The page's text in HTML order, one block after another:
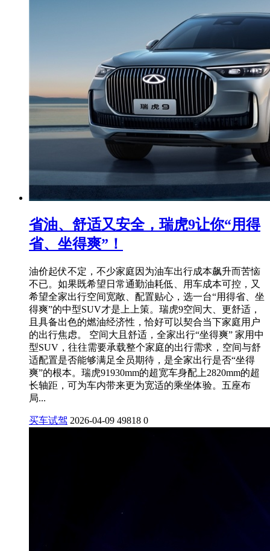
省油、舒适又安全，瑞虎9让你“用得
省、坐得爽”！
油价起伏不定，不少家庭因为油车出行成本飙升而苦恼
不已。如果既希望日常通勤油耗低、用车成本可控，又
希望全家出行空间宽敞、配置贴心，选一台“用得省、坐
得爽”的中型SUV才是上上策。瑞虎9空间大、更舒适，
且具备出色的燃油经济性，恰好可以契合当下家庭用户
的出行焦虑。 空间大且舒适，全家出行“坐得爽” 家用中
型SUV，往往需要承载整个家庭的出行需求，空间与舒
适配置是否能够满足全员期待，是全家出行是否“坐得
爽”的根本。瑞虎91930mm的超宽车身配上2820mm的超
长轴距，可为车内带来更为宽适的乘坐体验。五座布
局...
买车试驾 2026-04-09 49818 0